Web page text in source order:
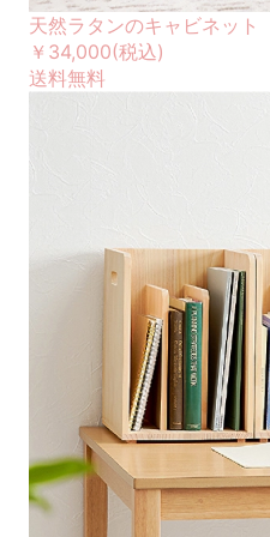
天然ラタンのキャビネット
￥34,000(税込)
送料無料